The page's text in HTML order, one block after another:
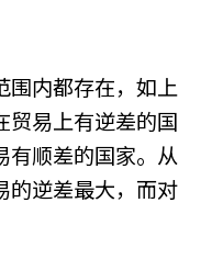
围内都存在，如上
贸易上有逆差的国
有顺差的国家。从
的逆差最大，而对